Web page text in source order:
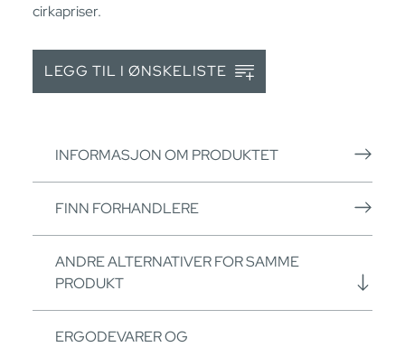
cirkapriser.
LEGG TIL I ØNSKELISTE
INFORMASJON OM PRODUKTET
FINN FORHANDLERE
ANDRE ALTERNATIVER FOR SAMME
PRODUKT
ERGODEVARER OG